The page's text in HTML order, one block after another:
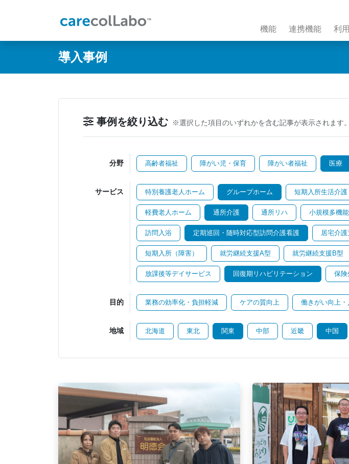
機能 連携機能 利
導入事例
事例を絞り込む ※選択した項目のいずれかを含む記事が表示されます。
分野 高齢者福祉 障がい児・保育 障がい者福祉 医療
サービス 特別養護老人ホーム グループホーム 短期入所生活介護
軽費老人ホーム 通所介護 通所リハ 小規模多機
訪問入浴 定期巡回・随時対応型訪問介護看護 居宅介護
短期入所（障害） 就労継続支援A型 就労継続支援B型
放課後等デイサービス 回復期リハビリテーション 保険
目的 業務の効率化・負担軽減 ケアの質向上 働きがい向上
地域 北海道 東北 関東 中部 近畿 中国